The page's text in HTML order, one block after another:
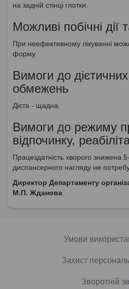
на задній стінці глотки.
Можливі побічні дії
При неефективному лікуванні
форму.
Вимоги до
обмежень
Дієта - щадна.
Вимоги до режиму
відпочинку,
Працездатність хворого знижена 5-
диспансерного нагляду не
Директор Департаменту
М.П. Жданова
Умови
Захист
Зворотній